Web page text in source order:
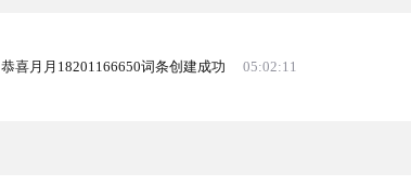
恭喜月月18201166650词条创建成功 05:02:11